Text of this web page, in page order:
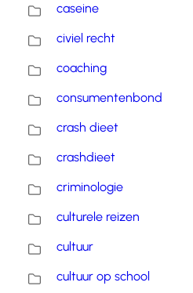
caseine
civiel recht
coaching
consumentenbond
crash dieet
crashdieet
criminologie
culturele reizen
cultuur
cultuur op school